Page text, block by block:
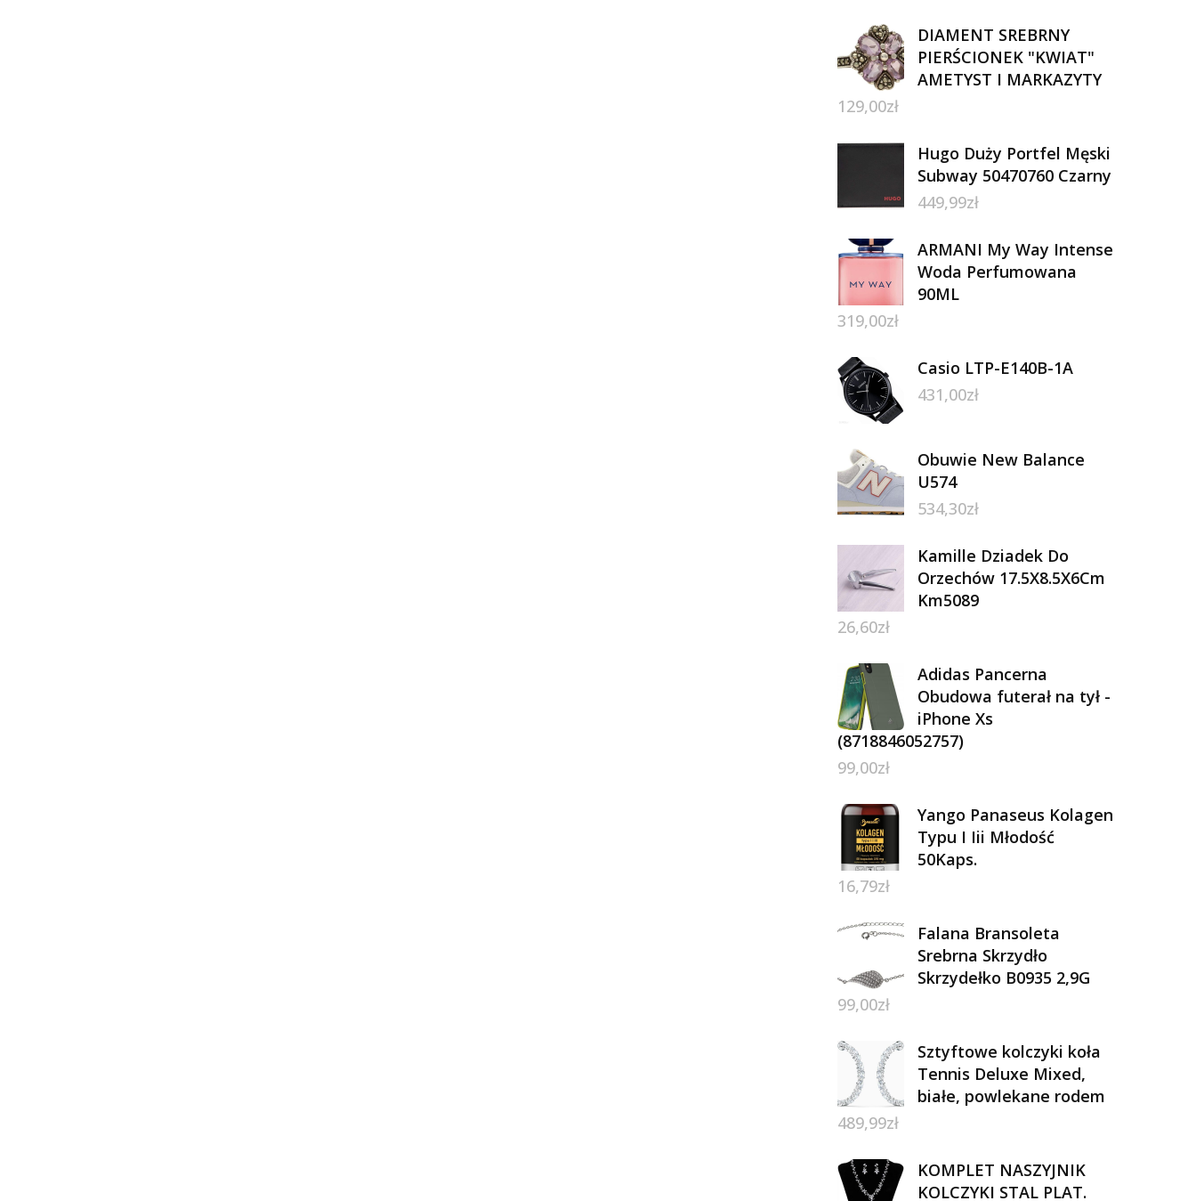
DIAMENT SREBRNY
PIERŚCIONEK "KWIAT"
AMETYST I MARKAZYTY
129,00zł
Hugo Duży Portfel Męski
Subway 50470760 Czarny
449,99zł
ARMANI My Way Intense
Woda Perfumowana
90ML
319,00zł
Casio LTP-E140B-1A
431,00zł
Obuwie New Balance
U574
534,30zł
Kamille Dziadek Do
Orzechów 17.5X8.5X6Cm
Km5089
26,60zł
Adidas Pancerna
Obudowa futerał na tył -
iPhone Xs
(8718846052757)
99,00zł
Yango Panaseus Kolagen
Typu I Iii Młodość
50Kaps.
16,79zł
Falana Bransoleta
Srebrna Skrzydło
Skrzydełko B0935 2,9G
99,00zł
Sztyftowe kolczyki koła
Tennis Deluxe Mixed,
białe, powlekane rodem
489,99zł
KOMPLET NASZYJNIK
KOLCZYKI STAL PLAT.